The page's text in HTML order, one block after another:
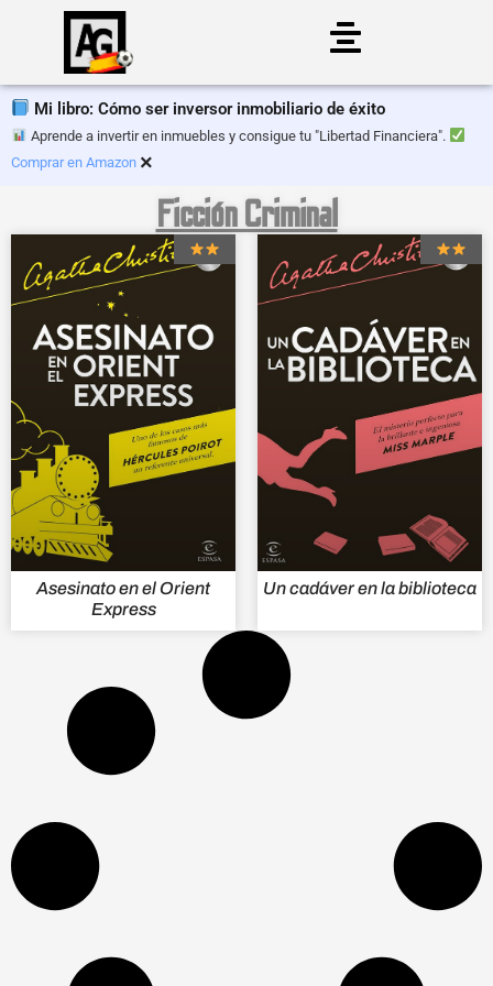
al
contenido
Mi libro: Cómo ser inversor inmobiliario de éxito
Aprende a invertir en inmuebles y consigue tu "Libertad Financiera".
Comprar en Amazon ×
Ficción Criminal
Asesinato en el Orient
Express
Un cadáver en la biblioteca